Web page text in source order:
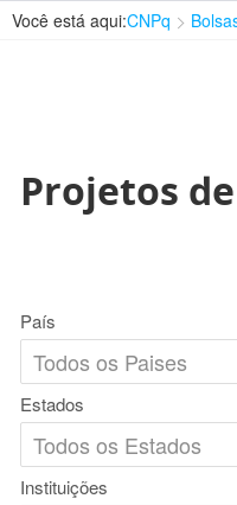
Você está aqui:CNPq
Projetos
País
Estados
Instituições